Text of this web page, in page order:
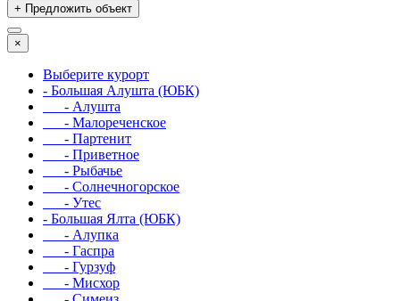
+ Предложить объект
×
Выберите курорт
- Большая Алушта (ЮБК)
- Алушта
- Малореченское
- Партенит
- Приветное
- Рыбачье
- Солнечногорское
- Утес
- Большая Ялта (ЮБК)
- Алупка
- Гаспра
- Гурзуф
- Мисхор